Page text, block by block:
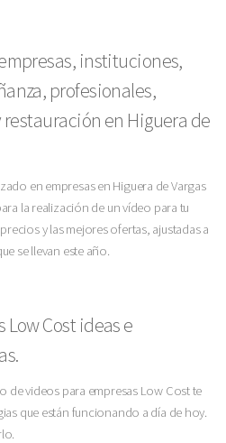
instituciones,
profesionales,
en Higuera de
en empresas en Higuera de Vargas
la realización de un vídeo para tu
y las mejores ofertas, ajustadas a
se llevan este año.
Cost ideas e
de videos para empresas Low Cost te
que están funcionando a día de hoy.